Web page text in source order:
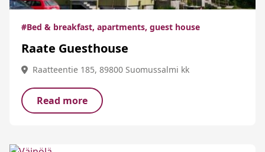
#Bed & breakfast, apartments, guest house
Raate Guesthouse
Raatteentie 185, 89800 Suomussalmi kk
Read more